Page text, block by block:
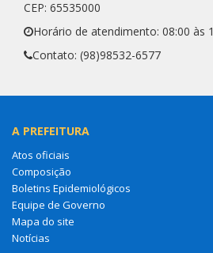
CEP: 65535000
Horário de atendimento: 08:00 às
Contato: (98)98532-6577
A PREFEITURA
Atos oficiais
Composição
Boletins Epidemiológicos
Equipe de Governo
Mapa do site
Notícias